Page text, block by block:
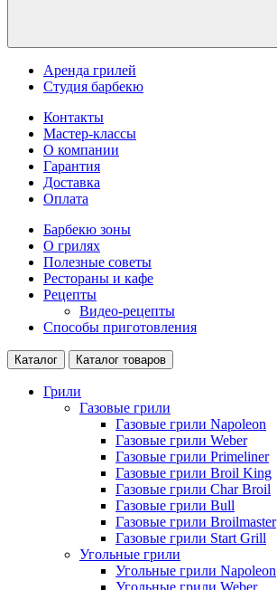
Аренда грилей
Студия барбекю
Контакты
Мастер-классы
О компании
Гарантия
Доставка
Оплата
Барбекю зоны
О грилях
Полезные советы
Рестораны и кафе
Рецепты
Видео-рецепты
Способы приготовления
Каталог Каталог товаров
Грили
Газовые грили
Газовые грили Napoleon
Газовые грили Weber
Газовые грили Primeliner
Газовые грили Broil King
Газовые грили Char Broil
Газовые грили Bull
Газовые грили Broilmaster
Газовые грили Start Grill
Угольные грили
Угольные грили Napoleon
Угольные грили Weber